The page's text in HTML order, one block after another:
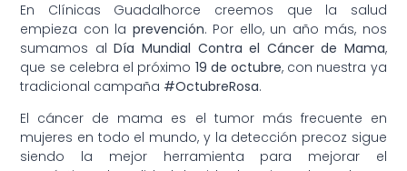
En Clínicas Guadalhorce creemos que la salud
empieza con la prevención. Por ello, un año más, nos
sumamos alDía Mundial Contra el Cáncer de Mama,
que se celebra el próximo 19 de octubre, con nuestra ya
tradicional campaña #OctubreRosa.
El cáncer de mama es el tumor más frecuente en
mujeres en todo el mundo, y la detección precoz sigue
siendo la mejor herramienta para mejorar el